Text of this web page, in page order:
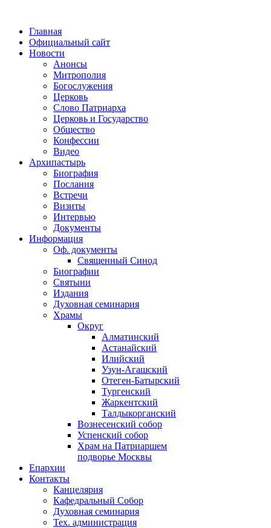
Главная
Официальный сайт
Новости
Анонсы
Митрополия
Богослужения
Церковь
Слово Патриарха
Церковь и Государство
Общество
Конфессии
Видео
Архипастырь
Биография
Послания
Встречи
Визиты
Интервью
Документы
Информация
Оф. документы
Священный Синод
Биографии
Святыни
Издания
Духовная семинария
Храмы
Округ
Алматинский
Астанайский
Илийский
Узун-Агашский
Отеген-Батырский
Тургенский
Жаркентский
Талдыкорганский
Вознесенский собор
Успенский собор
Храм на Патриаршем
подворье Москвы
Епархии
Контакты
Канцелярия
Кафедральный Собор
Духовная семинария
Тех. администрация